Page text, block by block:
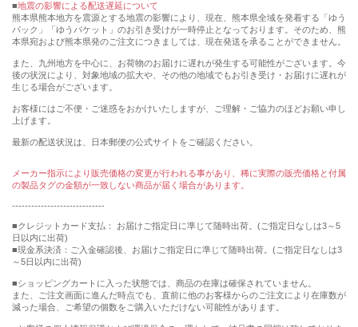
地震の影響による配送遅延について
熊本県熊本地方を震源とする地震の影響により、現在、熊本県全域を発着する「ゆう
パック」「ゆうパケット」のお引き受けが一時停止となっております。そのため、熊
本県宛および熊本県発のご注文につきましては、現在発送を承ることができません。
また、九州地方を中心に、お荷物のお届けに遅れが発生する可能性がございます。今
後の状況により、対象地域の拡大や、その他の地域でもお引き受け・お届けに遅れが
生じる場合がございます。
お客様にはご不便・ご迷惑をおかけいたしますが、ご理解・ご協力のほどお願い申し
上げます。
最新の配送状況は、日本郵便の公式サイトをご確認ください。
メーカー指示により販売価格の変更が行われる事があり、稀に実際の販売価格と付属
の製品タグの金額が一致しない商品が届く場合があります。
-----------------------------
■クレジットカード支払： お届けご指定日に準じて随時出荷。(ご指定日なしは3～5
日以内に出荷)
■現金系決済：ご入金確認後、お届けご指定日に準じて随時出荷。(ご指定日なしは3
～5日以内に出荷)
■ショッピングカートに入った状態では、商品の在庫は確保されていません。
また、ご注文画面に進んだ時点でも、直前に他のお客様からのご注文により在庫数が
減った場合、ご希望の個数をご購入いただけない可能性があります。